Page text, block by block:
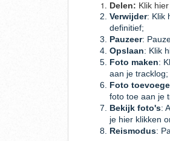
Delen: Klik
Verwijder: Klik
definitief;
Pauzeer:
Opslaan: Klik
Foto maken:
aan je tracklog;
Foto
foto toe aan je
Bekijk foto's:
je hier klikken
Reismodus: